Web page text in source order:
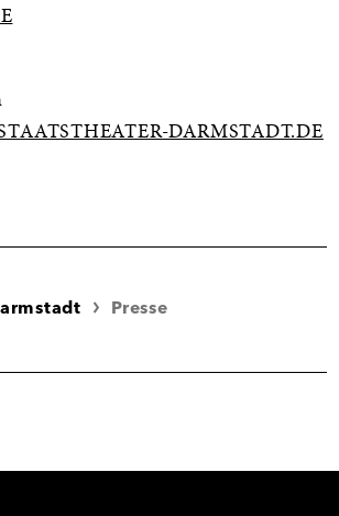
DARMSTADT.DE
Presse